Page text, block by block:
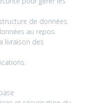
de données.
au repos.
livraison des